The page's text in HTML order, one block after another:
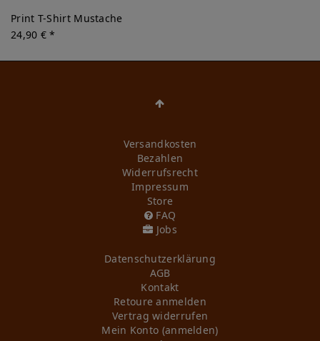
Print T-Shirt Mustache
24,90 € *
Versandkosten
Bezahlen
Widerrufs­recht
Impressum
Store
FAQ
Jobs
Daten­schutz­erklärung
AGB
Kontakt
Retoure anmelden
Vertrag widerrufen
Mein Konto (anmelden)